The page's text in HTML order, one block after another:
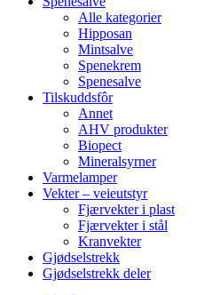
Alle kategorier
Hipposan
Mintsalve
Spenekrem
Spenesalve
Tilskuddsfôr
Annet
AHV produkter
Biopect
Mineralsyrner
Varmelamper
Vekter – veieutstyr
Fjærvekter i plast
Fjærvekter i stål
Kranvekter
Gjødselstrekk
Gjødselstrekk deler